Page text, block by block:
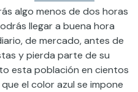
algo menos de dos horas
llegar a buena hora
de mercado, antes de
y pierda parte de su
esta población en cientos
el color azul se impone